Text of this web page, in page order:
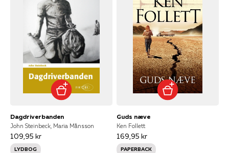
Dagdriverbanden
John Steinbeck, Maria Månsson
109,95 kr
LYDBOG
Guds næve
Ken Follett
169,95 kr
PAPERBACK